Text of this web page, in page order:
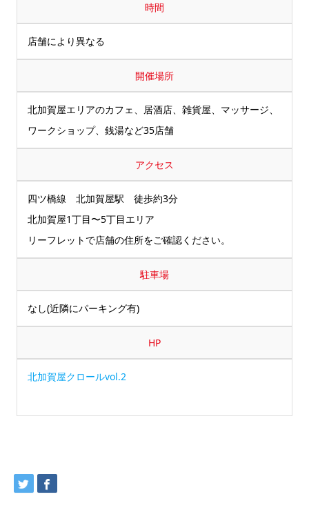
時間
店舗により異なる
開催場所
北加賀屋エリアのカフェ、居酒店、雑貨屋、マッサージ、
ワークショップ、銭湯など35店舗
アクセス
四ツ橋線 北加賀屋駅 徒歩約3分
北加賀屋1丁目〜5丁目エリア
リーフレットで店舗の住所をご確認ください。
駐車場
なし(近隣にパーキング有)
HP
北加賀屋クロールvol.2